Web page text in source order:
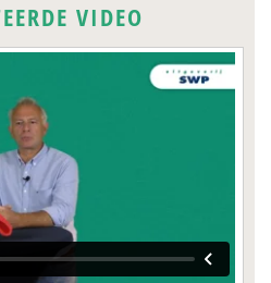
VIDEO